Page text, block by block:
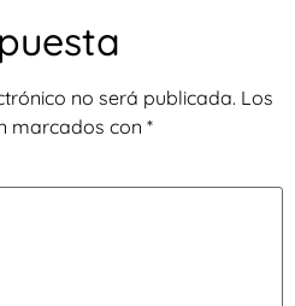
no será publicada. Los
marcados con *